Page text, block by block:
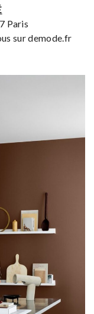
Paris
sur demode.fr